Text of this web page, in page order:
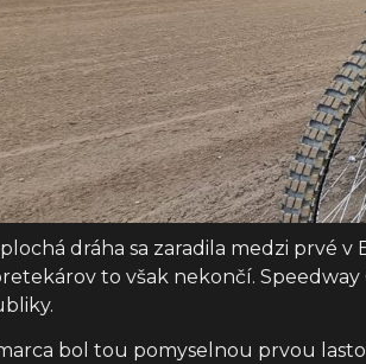
dráha sa zaradila medzi prvé
to však nekončí.
bol tou pomyselnou prvou